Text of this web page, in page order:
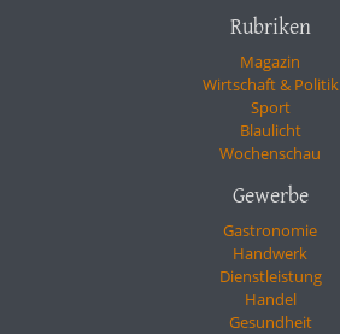
Rubriken
Magazin
Wirtschaft & Politik
Sport
Blaulicht
Wochenschau
Gewerbe
Gastronomie
Handwerk
Dienstleistung
Handel
Gesundheit